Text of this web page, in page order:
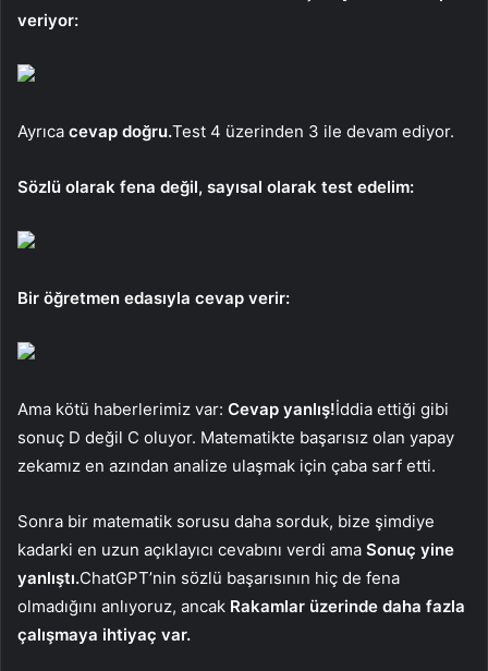
veriyor:
Ayrıca cevap doğru.Test 4 üzerinden 3 ile devam ediyor.
Sözlü olarak fena değil, sayısal olarak test edelim:
Bir öğretmen edasıyla cevap verir:
Ama kötü haberlerimiz var: Cevap yanlış!İddia ettiği gibi
sonuç D değil C oluyor. Matematikte başarısız olan yapay
zekamız en azından analize ulaşmak için çaba sarf etti.
Sonra bir matematik sorusu daha sorduk, bize şimdiye
kadarki en uzun açıklayıcı cevabını verdi ama Sonuç yine
yanlıştı.ChatGPT’nin sözlü başarısının hiç de fena
olmadığını anlıyoruz, ancak Rakamlar üzerinde daha fazla
çalışmaya ihtiyaç var.